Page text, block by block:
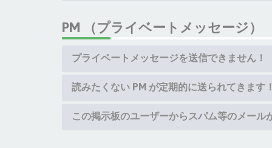
PM （プライベートメッセージ）
プライベートメッセージを送信できません！
読みたくない PM が定期的に送られてきます
この掲示板のユーザーからスパム等のメール